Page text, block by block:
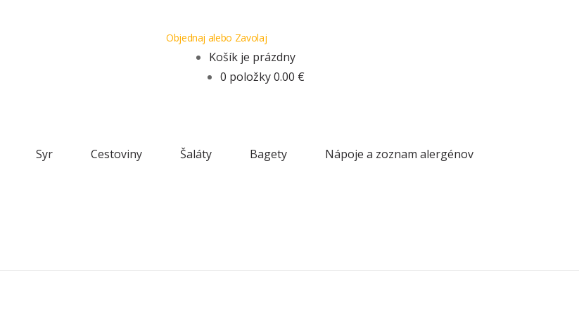
Objednaj alebo Zavolaj
Košík je prázdny
0 položky 0.00 €
Syr Cestoviny Šaláty Bagety Nápoje a zoznam alergénov